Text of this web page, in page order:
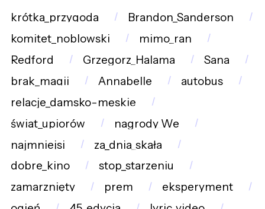
krótka_przygoda
Brandon_Sanderson
komitet_noblowski
mimo_ran
Redford
Grzegorz_Halama
Sana
brak_magii
Annabelle
autobus
relacje_damsko-męskie
świat_upiorów
nagrody_We
najmniejsi
za_dnia_skała
dobre_kino
stop_starzeniu
zamarznięty
prem
eksperyment